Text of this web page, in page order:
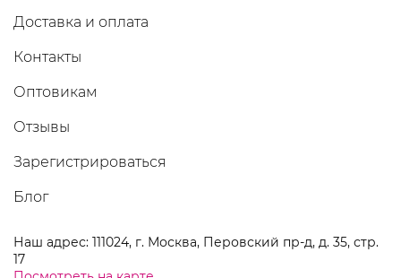
Доставка и оплата
Контакты
Оптовикам
Отзывы
Зарегистрироваться
Блог
Наш адрес: 111024, г. Москва, Перовский пр-д, д. 35, стр.
17